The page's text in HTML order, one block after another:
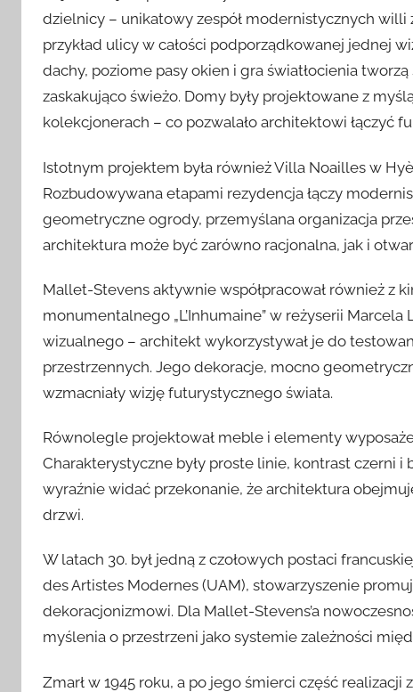
dzielnicy – unikatowy zespół modernistycznych willi
przykład ulicy w całości podporządkowanej jednej
dachy, poziome pasy okien i gra światłocienia
zaskakująco świeżo. Domy były projektowane z
kolekcjonerach – co pozwalało architektowi łączyć
Istotnym projektem była również Villa Noailles w
Rozbudowywana etapami rezydencja łączy
geometryczne ogrody, przemyślana organizacja
architektura może być zarówno racjonalna, jak i
Mallet-Stevens aktywnie współpracował również z
monumentalnego „L’Inhumaine” w reżyserii
wizualnego – architekt wykorzystywał je do
przestrzennych. Jego dekoracje, mocno
wzmacniały wizję futurystycznego świata.
Równolegle projektował meble i elementy
Charakterystyczne były proste linie, kontrast czerni
wyraźnie widać przekonanie, że architektura
drzwi.
W latach 30. był jedną z czołowych postaci
des Artistes Modernes (UAM), stowarzyszenie
dekoracjonizmowi. Dla Mallet-Stevens’a
myślenia o przestrzeni jako systemie zależności
Zmarł w 1945 roku, a po jego śmierci część